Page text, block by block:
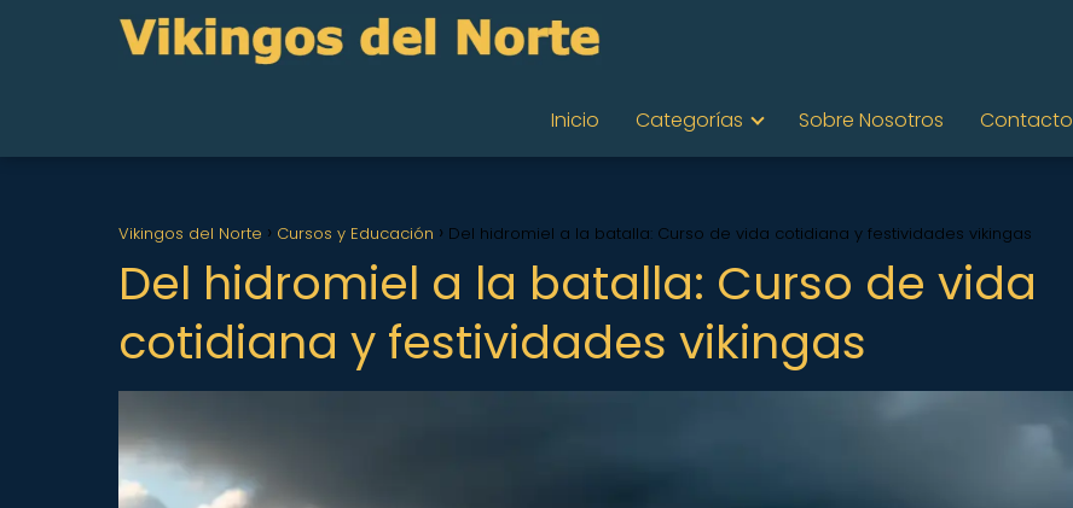
Inicio Categorías Sobre Nosotros Contacto
Vikingos del Norte Cursos y Educación Del hidromiel a la batalla: Curso de vida cotidiana y festividades vikingas
Del hidromiel a la batalla: Curso de vida
cotidiana y festividades vikingas